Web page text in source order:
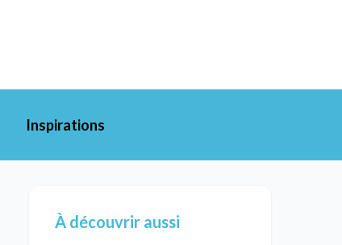
Inspirations
À découvrir aussi